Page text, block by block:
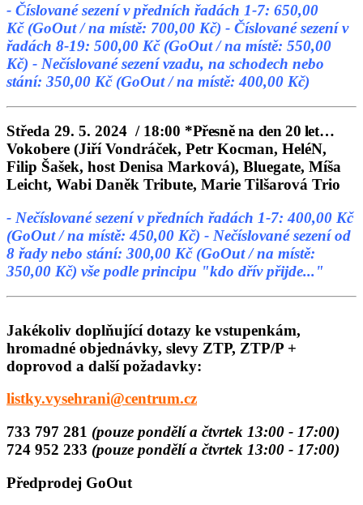
- Číslované sezení v předních řadách 1-7: 650,00
Kč (GoOut / na místě: 700,00 Kč) - Číslované sezení v
řadách 8-19: 500,00 Kč (GoOut / na místě: 550,00
Kč) - Nečíslované sezení vzadu, na schodech nebo
stání: 350,00 Kč (GoOut / na místě: 400,00 Kč)
Středa 29. 5. 2024 / 18:00 *Přesně na den 20 let…
Vokobere (Jiří Vondráček, Petr Kocman, HeléN,
Filip Šašek, host Denisa Marková), Bluegate, Míša
Leicht, Wabi Daněk Tribute, Marie Tilšarová Trio
- Nečíslované sezení v předních řadách 1-7: 400,00 Kč
(GoOut / na místě: 450,00 Kč) - Nečíslované sezení od
8 řady nebo stání: 300,00 Kč (GoOut / na místě:
350,00 Kč) vše podle principu "kdo dřív přijde..."
Jakékoliv doplňující dotazy ke vstupenkám,
hromadné objednávky, slevy ZTP, ZTP/P +
doprovod a další požadavky:
listky.vysehrani@centrum.cz
733 797 281 (pouze pondělí a čtvrtek 13:00 - 17:00)
724 952 233 (pouze pondělí a čtvrtek 13:00 - 17:00)
Předprodej GoOut